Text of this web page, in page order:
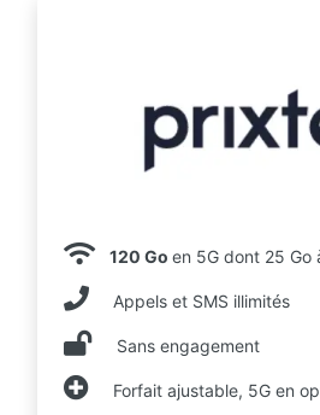
120 Go en 5G dont 25 Go
Appels et SMS illimités
Sans engagement
Forfait ajustable, 5G en